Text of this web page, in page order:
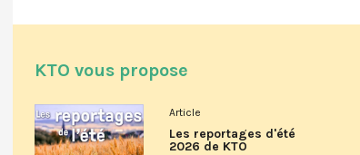
KTO vous propose
Article
Les reportages d'été
2026 de KTO